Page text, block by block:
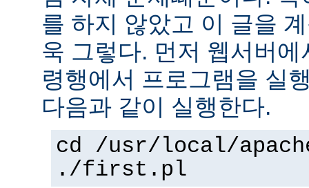
를 하지 않았고 이 글을
욱 그렇다. 먼저 웹서버
령행에서 프로그램을 실
다음과 같이 실행한다.
cd /usr/local/
./first.pl